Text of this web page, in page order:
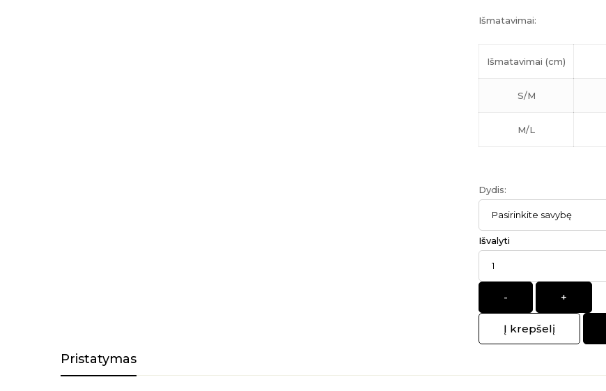
Išmatavimai:
Išmatavimai (cm)
S/M
M/L
Dydis:
Išvalyti
- +
Į krepšelį
Pristatymas